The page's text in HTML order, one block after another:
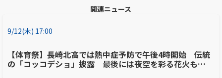
関連ニュース
9/12(木) 17:00
【体育祭】長崎北高では熱中症予防で午後4時開始 伝統
の「コッコデショ」披露 最後には夜空を彩る花火も…